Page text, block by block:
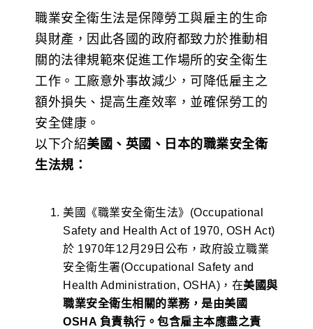
職業安全衛生法是保障勞工與雇主的生命
與財產，因此各國的政府都致力於推動相
關的法律規範來促進工作場所的安全衛生
工作。工廠意外事故減少，可降低雇主之
額外損失、提高生產效率，並確保勞工的
安全健康。
以下介紹美國、英國、日本的職業安全衛
生法規：
美國《職業安全衛生法》(Occupational
Safety and Health Act of 1970, OSH Act)
於 1970年12月29日公布，政府設立職業
安全衛生署(Occupational Safety and
Health Administration, OSHA)，在美國與
職業安全衛生相關的業務，是由美國
OSHA 負責執行。包含雇主本應盡之責